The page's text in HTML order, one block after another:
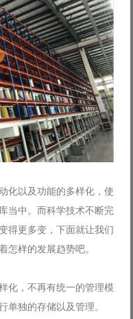
化以及功能的多样化，使
当中。而科学技术不断完
得更多变，下面就让我们
怎样的发展趋势吧。
化，不再有统一的管理模
单独的存储以及管理。